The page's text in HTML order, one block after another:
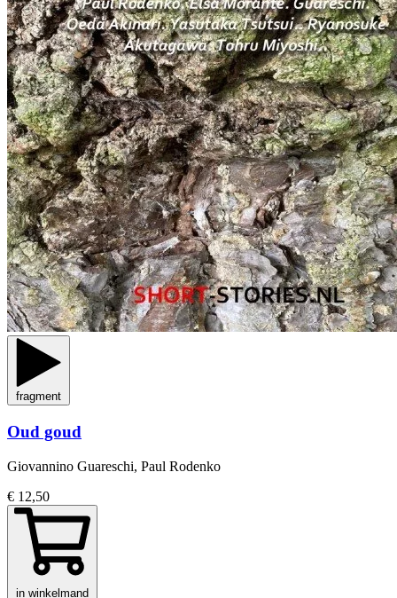
fragment
Oud goud
Giovannino Guareschi, Paul Rodenko
€ 12,50
in winkelmand